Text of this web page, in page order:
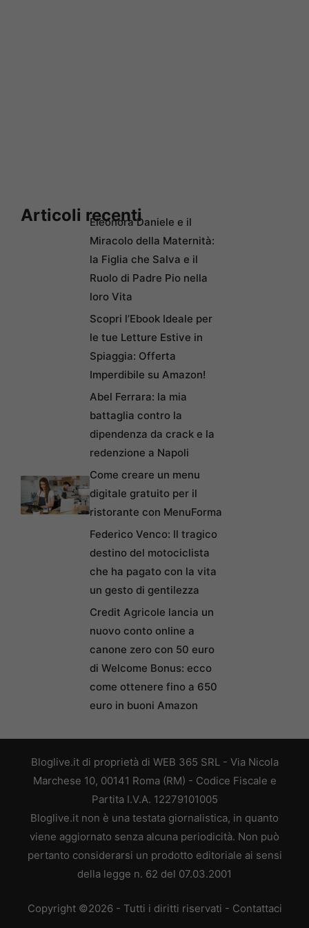
Articoli recentiEleonora Daniele e il
Miracolo della Maternità:
la Figlia che Salva e il
Ruolo di Padre Pio nella
loro Vita
Scopri l’Ebook Ideale per
le tue Letture Estive in
Spiaggia: Offerta
Imperdibile su Amazon!
Abel Ferrara: la mia
battaglia contro la
dipendenza da crack e la
redenzione a Napoli
Come creare un menu
digitale gratuito per il
ristorante con MenuForma
Federico Venco: Il tragico
destino del motociclista
che ha pagato con la vita
un gesto di gentilezza
Credit Agricole lancia un
nuovo conto online a
canone zero con 50 euro
di Welcome Bonus: ecco
come ottenere fino a 650
euro in buoni Amazon
Bloglive.it di proprietà di WEB 365 SRL - Via Nicola
Marchese 10, 00141 Roma (RM) - Codice Fiscale e
Partita I.V.A. 12279101005
Bloglive.it non è una testata giornalistica, in quanto
viene aggiornato senza alcuna periodicità. Non può
pertanto considerarsi un prodotto editoriale ai sensi
della legge n. 62 del 07.03.2001
Copyright ©2026 - Tutti i diritti riservati - Contattaci